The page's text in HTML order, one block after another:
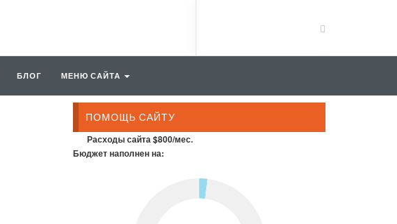
БЛОГ МЕНЮ САЙТА
ПОМОЩЬ САЙТУ
Расходы сайта $800/мес.
Бюджет наполнен на: